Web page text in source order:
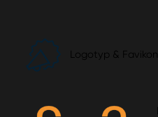
Logotyp & Favikon